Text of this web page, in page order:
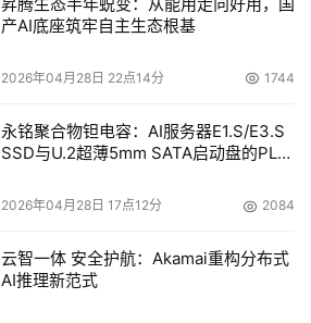
产AI底座筑牢自主生态根基
2026年04月28日 22点14分 1744
永铭聚合物钽电容：AI服务器E1.S/E3.S
SSD与U.2超薄5mm SATA启动盘的PLP
2026年04月28日 17点12分 2084
云智一体 安全护航：Akamai重构分布式
AI推理新范式